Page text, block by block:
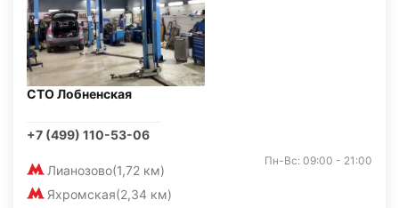
СТО Лобненская
+7 (499) 110-53-06
Лианозово(1,72 км)
Яхромская(2,34 км)
Пн-Вс: 09:00 - 21:00